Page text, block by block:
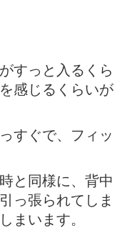
すっと入るくら
感じるくらいが
すぐで、フィッ
と同様に、背中
っ張られてしま
まいます。